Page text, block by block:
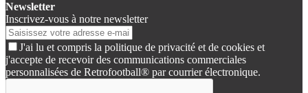
Newsletter
Inscrivez-vous à notre newsletter
J'ai lu et compris la politique de privacité et de cookies et
j'accepte de recevoir des communications commerciales
personnalisées de Retrofootball® par courrier électronique.